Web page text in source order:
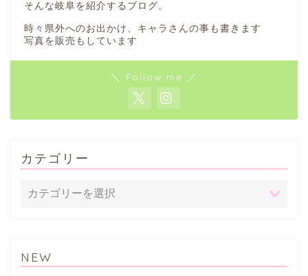
そんな岐阜を紹介するブログ。
時々県外へのお出かけ、キャラさんの事も書きます
写真を販売もしています
＼ Follow me ／
カテゴリー
NEW